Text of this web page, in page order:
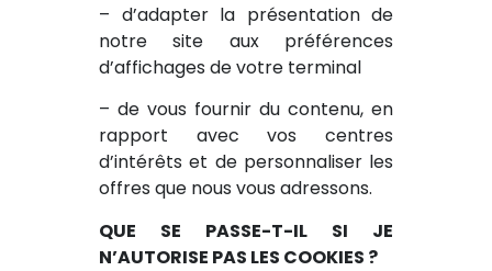
– d’adapter la présentation de
notre site aux préférences
d’affichages de votre terminal
– de vous fournir du contenu, en
rapport avec vos centres
d’intérêts et de personnaliser les
offres que nous vous adressons.
QUE SE PASSE-T-IL SI JE
N’AUTORISE PAS LES COOKIES ?